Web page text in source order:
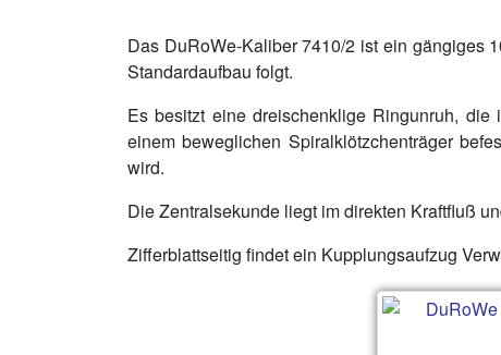
Das DuRoWe-Kaliber 7410/2 ist ein gängiges
Standardaufbau folgt.
Es besitzt eine dreischenklige Ringunruh,
einem beweglichen Spiralklötzchenträger
wird.
Die Zentralsekunde liegt im direkten Kraftfluß
Zifferblattseitig findet ein Kupplungsaufzug